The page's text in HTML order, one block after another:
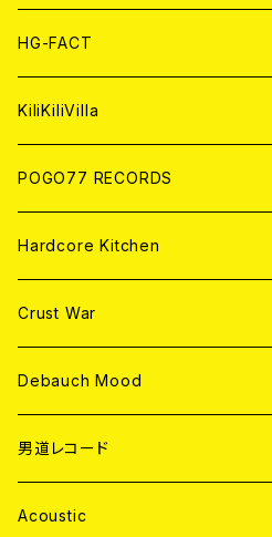
ANALOG
ANALOG
CD
ANALOG
HG-FACT
KiliKiliVilla
POGO77 RECORDS
Hardcore Kitchen
Crust War
Debauch Mood
男道レコード
Acoustic